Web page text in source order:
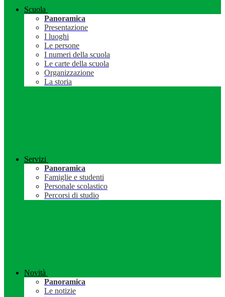
Scuola
Panoramica
Presentazione
I luoghi
Le persone
I numeri della scuola
Le carte della scuola
Organizzazione
La storia
Servizi
Panoramica
Famiglie e studenti
Personale scolastico
Percorsi di studio
Novità
Panoramica
Le notizie